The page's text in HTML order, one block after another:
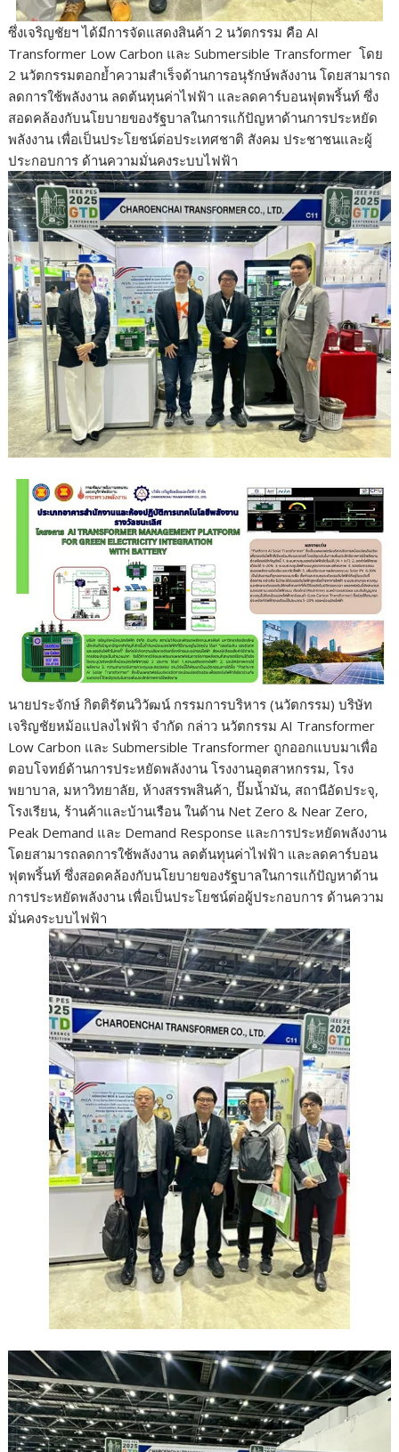
ซึ่งเจริญชัยฯ ได้มีการจัดแสดงสินค้า 2 นวัตกรรม คือ AI
Transformer Low Carbon และ Submersible Transformer โดย
2 นวัตกรรมตอกย้ำความสำเร็จด้านการอนุรักษ์พลังงาน โดยสามารถ
ลดการใช้พลังงาน ลดต้นทุนค่าไฟฟ้า และลดคาร์บอนฟุตพริ้นท์ ซึ่ง
สอดคล้องกับนโยบายของรัฐบาลในการแก้ปัญหาด้านการประหยัด
พลังงาน เพื่อเป็นประโยชน์ต่อประเทศชาติ สังคม ประชาชนและผู้
ประกอบการ ด้านความมั่นคงระบบไฟฟ้า
นายประจักษ์ กิตติรัตนวิวัฒน์ กรรมการบริหาร (นวัตกรรม) บริษัท
เจริญชัยหม้อแปลงไฟฟ้า จำกัด กล่าว นวัตกรรม AI Transformer
Low Carbon และ Submersible Transformer ถูกออกแบบมาเพื่อ
ตอบโจทย์ด้านการประหยัดพลังงาน โรงงานอุตสาหกรรม, โรง
พยาบาล, มหาวิทยาลัย, ห้างสรรพสินค้า, ปั๊มน้ำมัน, สถานีอัดประจุ,
โรงเรียน, ร้านค้าและบ้านเรือน ในด้าน Net Zero & Near Zero,
Peak Demand และ Demand Response และการประหยัดพลังงาน
โดยสามารถลดการใช้พลังงาน ลดต้นทุนค่าไฟฟ้า และลดคาร์บอน
ฟุตพริ้นท์ ซึ่งสอดคล้องกับนโยบายของรัฐบาลในการแก้ปัญหาด้าน
การประหยัดพลังงาน เพื่อเป็นประโยชน์ต่อผู้ประกอบการ ด้านความ
มั่นคงระบบไฟฟ้า